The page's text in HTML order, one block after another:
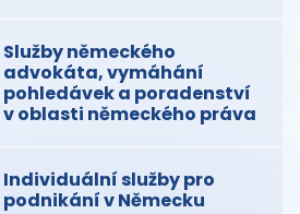
Služby německého
advokáta, vymáhání
pohledávek a poradenství
v oblasti německého práva
Individuální služby pro
podnikání v Německu